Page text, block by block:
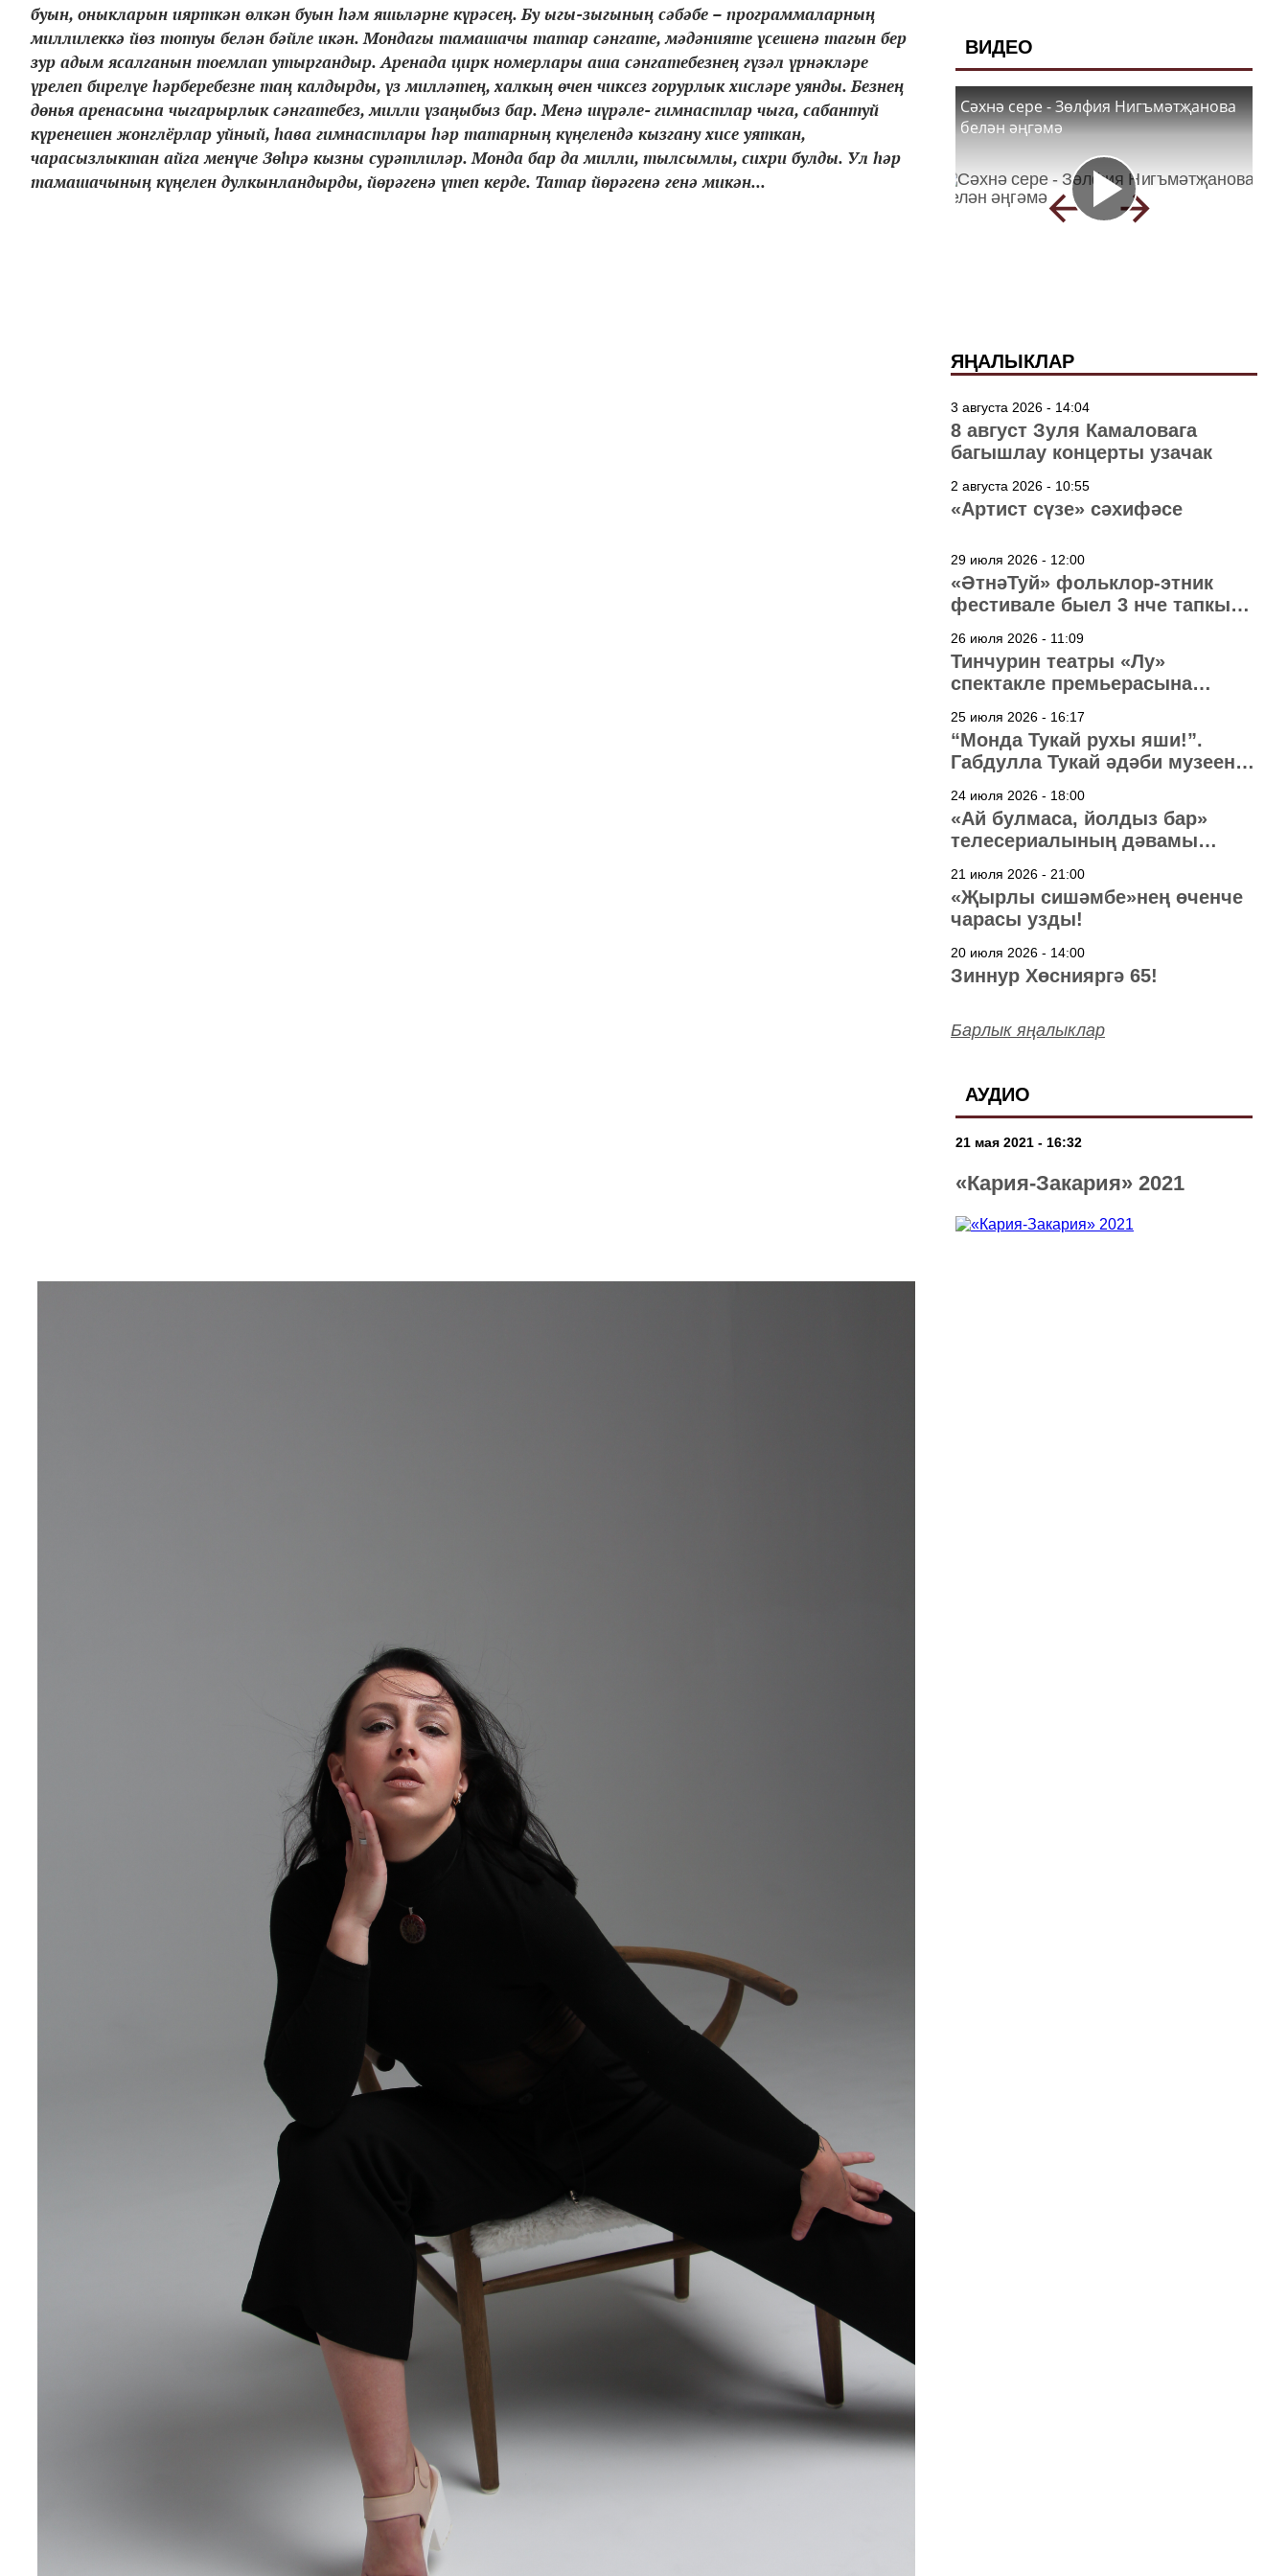
буын, оныкларын иярткән өлкән буын һәм яшьләрне күрәсең. Бу ыгы-зыгының сәбәбе – программаларның
миллилеккә йөз тотуы белән бәйле икән. Мондагы тамашачы татар сәнгате, мәдәнияте үсешенә тагын бер
зур адым ясалганын тоемлап утыргандыр. Аренада цирк номерлары аша сәнгатебезнең гүзәл үрнәкләре
үрелеп бирелүе һәрберебезне таң калдырды, үз милләтең, халкың өчен чиксез горурлык хисләре уянды. Безнең
дөнья аренасына чыгарырлык сәнгатебез, милли үзаңыбыз бар. Менә шүрәле- гимнастлар чыга, сабантуй
күренешен жонглёрлар уйный, һава гимнастлары һәр татарның күңелендә кызгану хисе уяткан,
чарасызлыктан айга менүче Зөһрә кызны сурәтлиләр. Монда бар да милли, тылсымлы, сихри булды. Ул һәр
тамашачының күңелен дулкынландырды, йөрәгенә үтеп керде. Татар йөрәгенә генә микән...
ВИДЕО
Сәхнә сере - Зөлфия Нигъмәтҗанова
белән әңгәмә
ЯҢАЛЫКЛАР
3 августа 2026 - 14:04
8 август Зуля Камаловага
багышлау концерты узачак
2 августа 2026 - 10:55
«Артист сүзе» сәхифәсе
29 июля 2026 - 12:00
«ӘтнәТуй» фольклор-этник
фестивале быел 3 нче тапкыр
26 июля 2026 - 11:09
Тинчурин театры «Лу»
спектакле премьерасына
25 июля 2026 - 16:17
“Монда Тукай рухы яши!”.
Габдулла Тукай әдәби музеена
24 июля 2026 - 18:00
«Ай булмаса, йолдыз бар»
телесериалының дәвамы
21 июля 2026 - 21:00
«Җырлы сишәмбе»нең өченче
чарасы узды!
20 июля 2026 - 14:00
Зиннур Хөснияргә 65!
Барлык яңалыклар
АУДИО
21 мая 2021 - 16:32
«Кария-Закария» 2021